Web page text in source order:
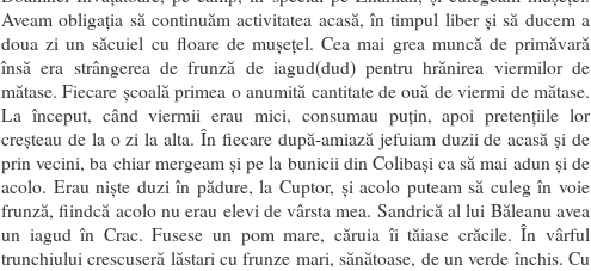
Aveam obligația să continuăm activitatea acasă, în timpul liber și să ducem a
doua zi un săcuiel cu floare de mușețel. Cea mai grea muncă de primăvară
însă era strângerea de frunză de iagud(dud) pentru hrănirea viermilor de
mătase. Fiecare școală primea o anumită cantitate de ouă de viermi de mătase.
La început, când viermii erau mici, consumau puțin, apoi pretențiile lor
creșteau de la o zi la alta. În fiecare după-amiază jefuiam duzii de acasă și de
prin vecini, ba chiar mergeam și pe la bunicii din Colibași ca să mai adun și de
acolo. Erau niște duzi în pădure, la Cuptor, și acolo puteam să culeg în voie
frunză, fiindcă acolo nu erau elevi de vârsta mea. Sandrică al lui Băleanu avea
un iagud în Crac. Fusese un pom mare, căruia îi tăiase crăcile. În vârful
trunchiului crescuseră lăstari cu frunze mari, sănătoase, de un verde închis. Cu